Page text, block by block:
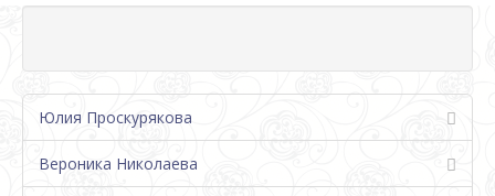
Юлия Проскурякова
Вероника Николаева